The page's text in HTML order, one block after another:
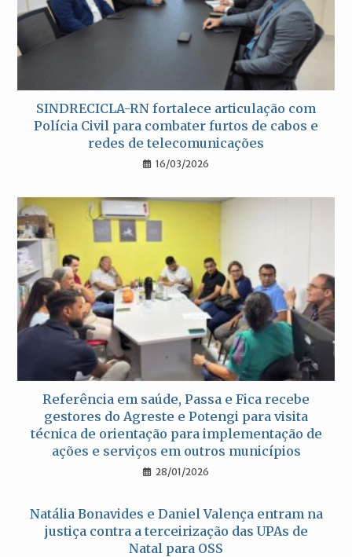
SINDRECICLA-RN fortalece articulação com
Polícia Civil para combater furtos de cabos e
redes de telecomunicações
16/03/2026
Referência em saúde, Passa e Fica recebe
gestores do Agreste e Potengi para visita
técnica de orientação para implementação de
ações e serviços em outros municípios
28/01/2026
Natália Bonavides e Daniel Valença entram na
justiça contra a terceirização das UPAs de
Natal para OSS